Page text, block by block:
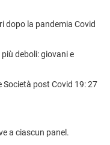
dopo la pandemia Covid
deboli: giovani e
Società post Covid 19: 27
a ciascun panel.